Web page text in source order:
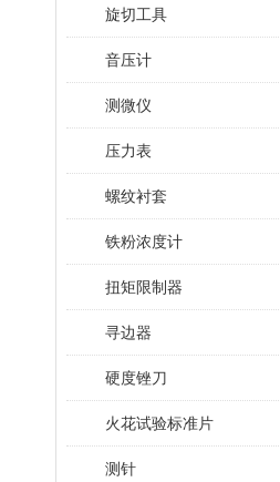
旋切工具
音压计
测微仪
压力表
螺纹衬套
铁粉浓度计
扭矩限制器
寻边器
硬度锉刀
火花试验标准片
测针